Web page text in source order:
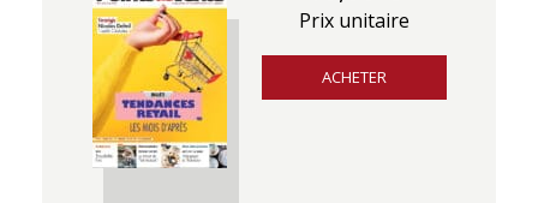
Prix unitaire
ACHETER